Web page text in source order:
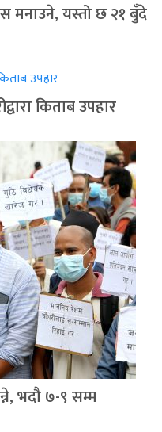
मनाउने, यस्तो छ २१ बुँदे
किताब उपहार
भदौ ७-९ सम्म